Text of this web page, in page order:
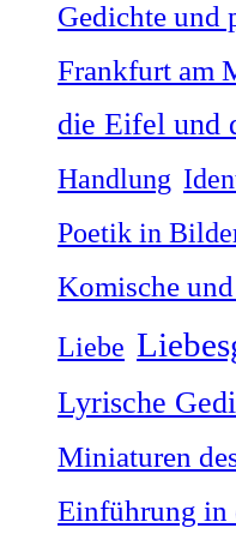
Gedichte und
Frankfurt am
die Eifel und
Handlung
Poetik in
Komische
Liebe
Lyrische
Miniaturen
Einführung in